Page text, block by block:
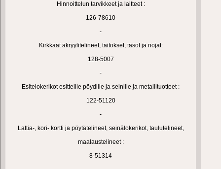
Hinnoittelun tarvikkeet ja laitteet :
126-78610
-
Kirkkaat akryylitelineet, taitokset, tasot ja nojat:
128-5007
-
Esitelokerikot esitteille pöydille ja seinille ja metallituotteet :
122-51120
-
Lattia-, kori- kortti ja pöytätelineet, seinälokerikot, taulutelineet,
maalaustelineet :
8-51314